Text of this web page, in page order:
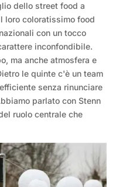
dello street food a
loro coloratissimo food
con un tocco
inconfondibile.
ma anche atmosfera e
le quinte c'è un team
senza rinunciare
parlato con Stenn
ruolo centrale che